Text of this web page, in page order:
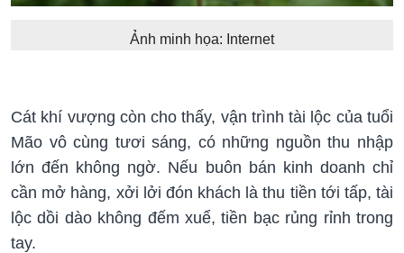
Ảnh minh họa: Internet
Cát khí vượng còn cho thấy, vận trình tài lộc của tuổi
Mão vô cùng tươi sáng, có những nguồn thu nhập
lớn đến không ngờ. Nếu buôn bán kinh doanh chỉ
cần mở hàng, xởi lởi đón khách là thu tiền tới tấp, tài
lộc dồi dào không đếm xuể, tiền bạc rủng rỉnh trong
tay.